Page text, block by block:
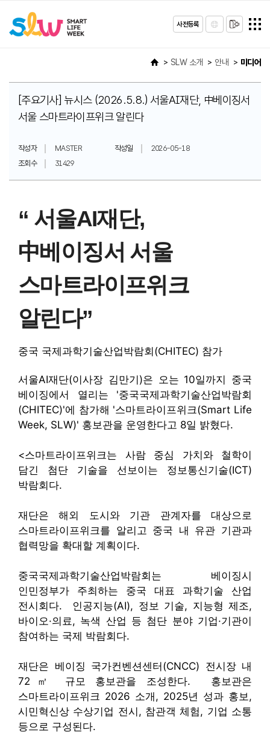
사전등록
SLW 소개 안내 미디어
[주요기사] 뉴시스 (2026.5.8.) 서울AI재단, 中베이징서
서울 스마트라이프위크 알린다
작성자 MASTER 작성일
2026-05-18
조회수
31429
“ 서울AI재단,
中베이징서 서울
스마트라이프위크
알린다”
중국 국제과학기술산업박람회(CHITEC) 참가
서울AI재단(이사장 김만기)은 오는 10일까지 중국
베이징에서 열리는 '중국국제과학기술산업박람회
(CHITEC)'에 참가해 '스마트라이프위크(Smart Life
Week, SLW)' 홍보관을 운영한다고 8일 밝혔다.
<스마트라이프위크는 사람 중심 가치와 철학이
담긴 첨단 기술을 선보이는 정보통신기술(ICT)
박람회다.
재단은 해외 도시와 기관 관계자를 대상으로
스마트라이프위크를 알리고 중국 내 유관 기관과
협력망을 확대할 계획이다.
중국국제과학기술산업박람회는 베이징시
인민정부가 주최하는 중국 대표 과학기술 산업
전시회다. 인공지능(AI), 정보 기술, 지능형 제조,
바이오·의료, 녹색 산업 등 첨단 분야 기업·기관이
참여하는 국제 박람회다.
재단은 베이징 국가컨벤션센터(CNCC) 전시장 내
72㎡ 규모 홍보관을 조성한다. 홍보관은
스마트라이프위크 2026 소개, 2025년 성과 홍보,
시민혁신상 수상기업 전시, 참관객 체험, 기업 소통
등으로 구성된다.